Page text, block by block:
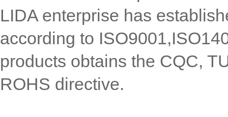
LIDA enterprise has
according to
products obtains the CQC,
ROHS directive.